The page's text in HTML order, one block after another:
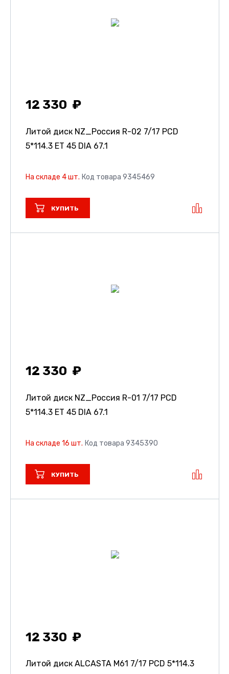
12 330
Литой диск NZ_Россия R-02 7/17 PCD
5*114.3 ET 45 DIA 67.1
На складе 4 шт. Код товара 9345469
КУПИТЬ
12 330
Литой диск NZ_Россия R-01 7/17 PCD
5*114.3 ET 45 DIA 67.1
На складе 16 шт. Код товара 9345390
КУПИТЬ
12 330
Литой диск ALCASTA M61 7/17 PCD 5*114.3